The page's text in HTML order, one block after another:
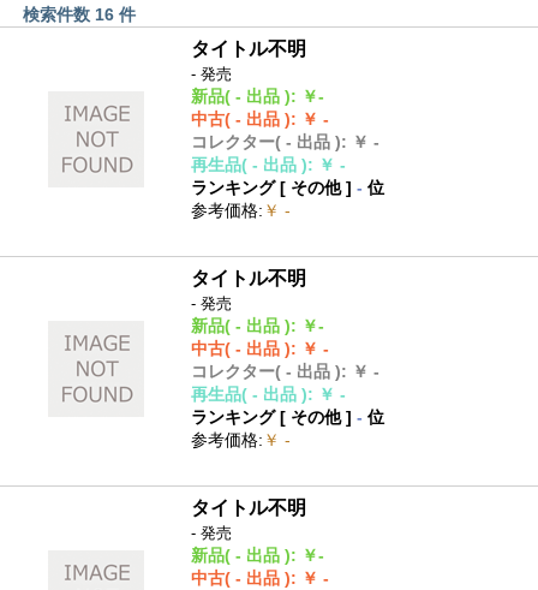
検索件数 16 件
タイトル不明
- 発売
新品( - 出品 ): ￥-
中古( - 出品 ): ￥ -
コレクター( - 出品 ): ￥ -
再生品( - 出品 ): ￥ -
ランキング [ その他]- 位
参考価格: ￥ -
タイトル不明
- 発売
新品( - 出品 ): ￥-
中古( - 出品 ): ￥ -
コレクター( - 出品 ): ￥ -
再生品( - 出品 ): ￥ -
ランキング [ その他]- 位
参考価格: ￥ -
タイトル不明
- 発売
新品( - 出品 ): ￥-
中古( - 出品 ): ￥ -